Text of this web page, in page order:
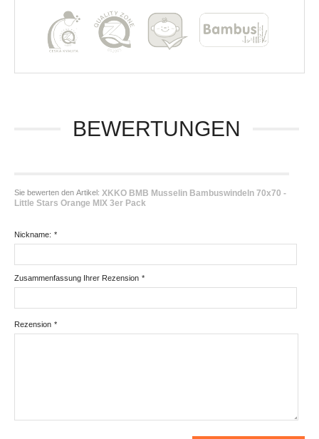
BEWERTUNGEN
Sie bewerten den Artikel: XKKO BMB Musselin Bambuswindeln 70x70 -
Little Stars Orange MIX 3er Pack
*
Nickname:
*
Zusammenfassung Ihrer Rezension
*
Rezension